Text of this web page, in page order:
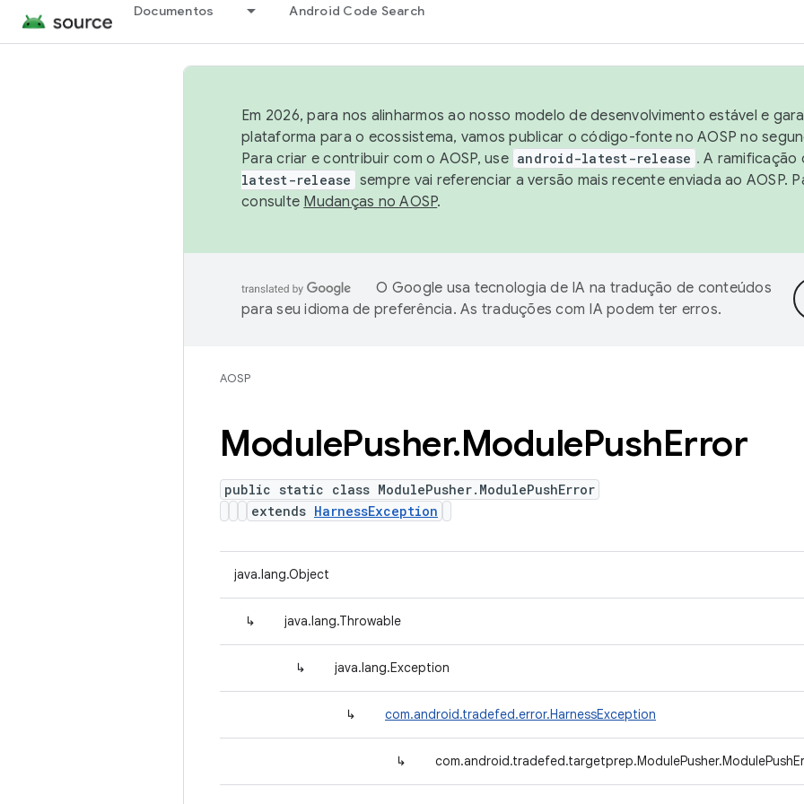
Documentos Android Code Search
Em 2026, para nos alinharmos ao nosso modelo de desenvolvimento estável e
plataforma para o ecossistema, vamos publicar o código-fonte no AOSP no
Para criar e contribuir com o AOSP, use android-latest-release . A
latest-release sempre vai referenciar a versão mais recente enviada ao AOSP.
consulte Mudanças no AOSP.
O Google usa tecnologia de IA na tradução de conteúdos
para seu idioma de preferência. As traduções com IA podem ter erros.
AOSP
ModulePusher.ModulePushError
public static class ModulePusher.ModulePushError
extends HarnessException
java.lang.Object
↳ java.lang.Throwable
↳ java.lang.Exception
↳ com.android.tradefed.error.HarnessException
↳